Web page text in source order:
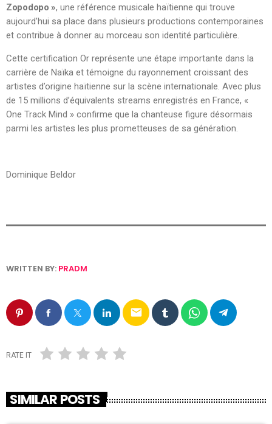
Zopodopo », une référence musicale haïtienne qui trouve
aujourd’hui sa place dans plusieurs productions contemporaines
et contribue à donner au morceau son identité particulière.
Cette certification Or représente une étape importante dans la
carrière de Naïka et témoigne du rayonnement croissant des
artistes d’origine haïtienne sur la scène internationale. Avec plus
de 15 millions d’équivalents streams enregistrés en France, «
One Track Mind » confirme que la chanteuse figure désormais
parmi les artistes les plus prometteuses de sa génération.
Dominique Beldor
WRITTEN BY: PRADM
email
RATE IT
SIMILAR POSTS